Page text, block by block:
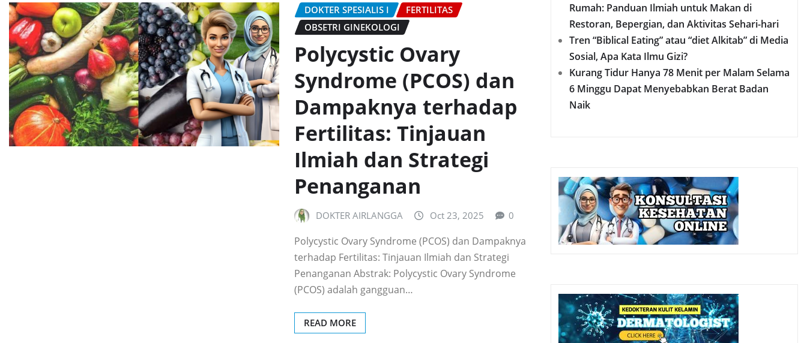
DOKTER SPESIALIS I
FERTILITAS
OBSETRI GINEKOLOGI
Polycystic Ovary
Syndrome (PCOS) dan
Dampaknya terhadap
Fertilitas: Tinjauan
Ilmiah dan Strategi
Penanganan
DOKTER AIRLANGGA Oct 23, 2025 0
Polycystic Ovary Syndrome (PCOS) dan Dampaknya
terhadap Fertilitas: Tinjauan Ilmiah dan Strategi
Penanganan Abstrak: Polycystic Ovary Syndrome
(PCOS) adalah gangguan…
READ MORE
Rumah: Panduan Ilmiah untuk Makan di
Restoran, Bepergian, dan Aktivitas Sehari-hari
Tren “Biblical Eating” atau “diet Alkitab” di Media
Sosial, Apa Kata Ilmu Gizi?
Kurang Tidur Hanya 78 Menit per Malam Selama
6 Minggu Dapat Menyebabkan Berat Badan
Naik